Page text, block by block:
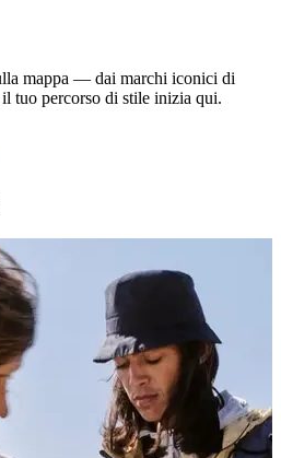
mappa — dai marchi iconici di
tuo percorso di stile inizia qui.